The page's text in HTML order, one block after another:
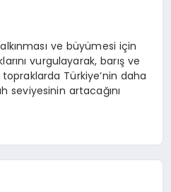
ve büyümesi için
vurgulayarak, barış ve
Türkiye’nin daha
seviyesinin artacağını